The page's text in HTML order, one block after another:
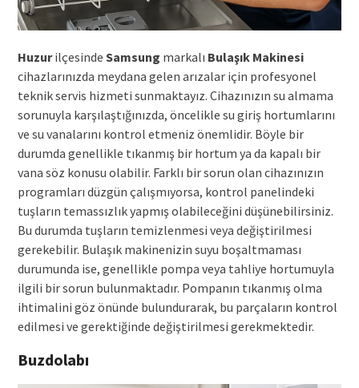
Huzurilçesinde Samsung markalı Bulaşık Makinesi
cihazlarınızda meydana gelen arızalar için profesyonel
teknik servis hizmeti sunmaktayız. Cihazınızın su almama
sorunuyla karşılaştığınızda, öncelikle su giriş hortumlarını
ve su vanalarını kontrol etmeniz önemlidir. Böyle bir
durumda genellikle tıkanmış bir hortum ya da kapalı bir
vana söz konusu olabilir. Farklı bir sorun olan cihazınızın
programları düzgün çalışmıyorsa, kontrol panelindeki
tuşların temassızlık yapmış olabileceğini düşünebilirsiniz.
Bu durumda tuşların temizlenmesi veya değiştirilmesi
gerekebilir. Bulaşık makinenizin suyu boşaltmaması
durumunda ise, genellikle pompa veya tahliye hortumuyla
ilgili bir sorun bulunmaktadır. Pompanın tıkanmış olma
ihtimalini göz önünde bulundurarak, bu parçaların kontrol
edilmesi ve gerektiğinde değiştirilmesi gerekmektedir.
Buzdolabı